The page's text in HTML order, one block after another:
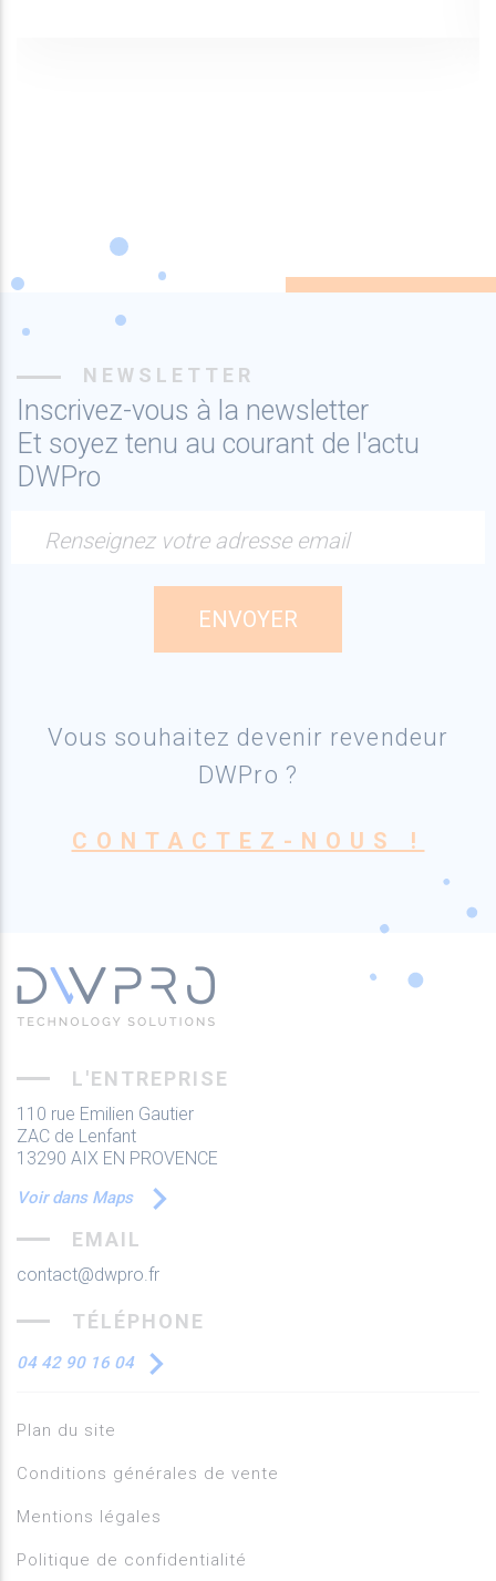
NEWSLETTER
Inscrivez-vous à la newsletter
Et soyez tenu au courant de l'actu
DWPro
Renseignez votre adresse email
Vous souhaitez devenir revendeur
DWPro ?
CONTACTEZ-NOUS !
L'ENTREPRISE
110 rue Emilien Gautier
ZAC de Lenfant
13290 AIX EN PROVENCE
Voir dans Maps
EMAIL
contact@dwpro.fr
TÉLÉPHONE
04 42 90 16 04
Plan du site
Conditions générales de vente
Mentions légales
Politique de confidentialité